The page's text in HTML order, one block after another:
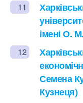
11
імені О.
12
Семена
Кузнеця)